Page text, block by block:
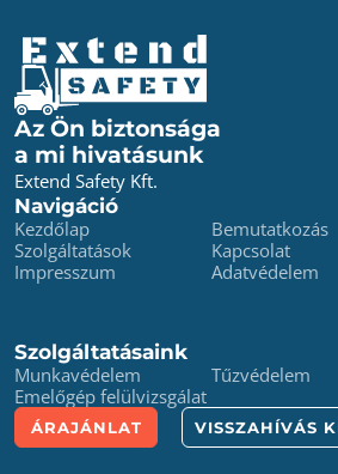
Az Ön biztonsága
a mi hivatásunk
Extend Safety Kft.
Navigáció
Kezdőlap
Bemutatkozás
Szolgáltatások
Kapcsolat
Impresszum
Adatvédelem
Szolgáltatásaink
Munkavédelem
Tűzvédelem
Emelőgép felülvizsgálat
ÁRAJÁNLAT VISSZAHÍVÁS